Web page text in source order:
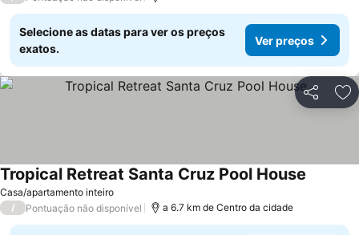
Selecione as datas para ver os preços
exatos.
Ver preços
Partilhar
Casa/apartamento inteiro
Tropical Retreat Santa Cruz Pool House
/ Pontuação não disponível a 6.7 km de Centro da cidade